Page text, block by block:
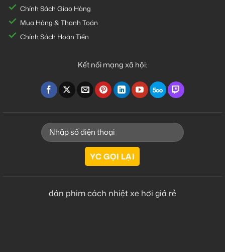
Chính Sách Giao Hàng
Mua Hàng & Thanh Toán
Chính Sách Hoàn Tiền
Kết nối mạng xã hội:
dán phim cách nhiệt xe hơi giá rẻ